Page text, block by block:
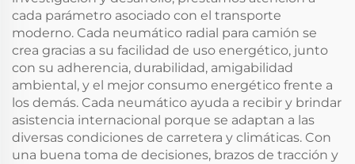
cada parámetro asociado con el transporte
moderno. Cada neumático radial para camión se
crea gracias a su facilidad de uso energético, junto
con su adherencia, durabilidad, amigabilidad
ambiental, y el mejor consumo energético frente a
los demás. Cada neumático ayuda a recibir y brindar
asistencia internacional porque se adaptan a las
diversas condiciones de carretera y climáticas. Con
una buena toma de decisiones, brazos de tracción y